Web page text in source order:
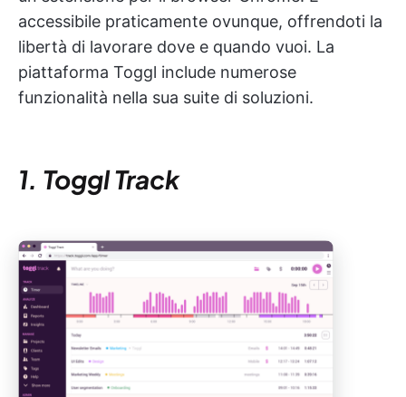
accessibile praticamente ovunque, offrendoti la
libertà di lavorare dove e quando vuoi. La
piattaforma Toggl include numerose
funzionalità nella sua suite di soluzioni.
1. Toggl Track